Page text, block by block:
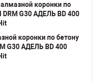
коронки по бетону
G30 АДЕЛЬ BD 400